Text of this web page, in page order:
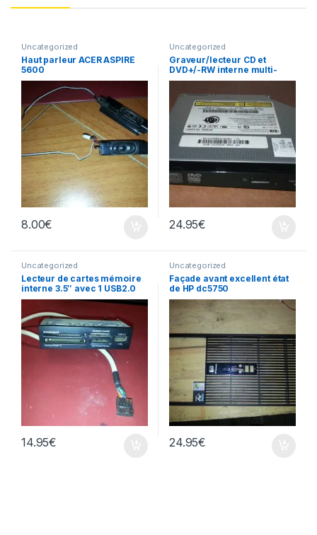
Uncategorized
Haut parleur ACER ASPIRE
5600
8.00€
Uncategorized
Graveur/lecteur CD et
DVD+/-RW interne multi-
recorder portable TS-L632
24.95€
Uncategorized
Lecteur de cartes mémoire
interne 3.5″ avec 1 USB2.0
14.95€
Uncategorized
Façade avant excellent état
de HP dc5750
24.95€